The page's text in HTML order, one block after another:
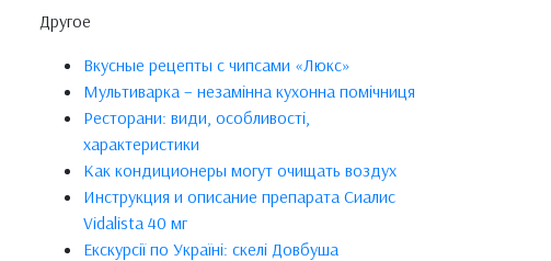
Другое
Вкусные рецепты с чипсами «Люкс»
Мультиварка – незамінна кухонна помічниця
Ресторани: види, особливості,
характеристики
Как кондиционеры могут очищать воздух
Инструкция и описание препарата Сиалис
Vidalista 40 мг
Екскурсії по Україні: скелі Довбуша